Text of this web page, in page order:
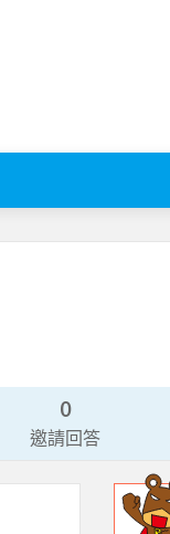
0
邀請回答